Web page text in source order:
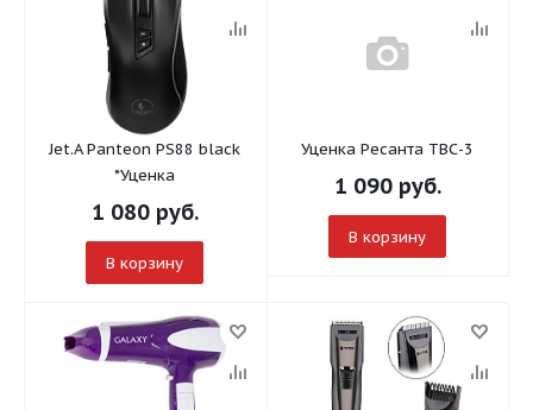
Jet.A Panteon PS88 black
*Уценка
1 080руб.
В корзину
Уценка Ресанта ТВС-3
1 090руб.
В корзину